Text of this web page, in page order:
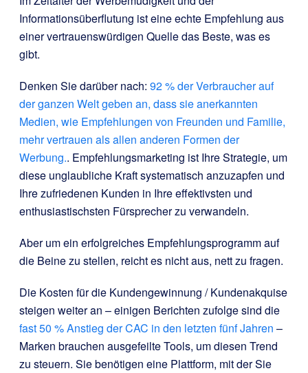
Informationsüberflutung ist eine echte Empfehlung aus
einer vertrauenswürdigen Quelle das Beste, was es
gibt.
Denken Sie darüber nach: 92 % der Verbraucher auf
der ganzen Welt geben an, dass sie anerkannten
Medien, wie Empfehlungen von Freunden und Familie,
mehr vertrauen als allen anderen Formen der
Werbung.. Empfehlungsmarketing ist Ihre Strategie, um
diese unglaubliche Kraft systematisch anzuzapfen und
Ihre zufriedenen Kunden in Ihre effektivsten und
enthusiastischsten Fürsprecher zu verwandeln.
Aber um ein erfolgreiches Empfehlungsprogramm auf
die Beine zu stellen, reicht es nicht aus, nett zu fragen.
Die Kosten für die Kundengewinnung / Kundenakquise
steigen weiter an – einigen Berichten zufolge sind die
fast 50 % Anstieg der CAC in den letzten fünf Jahren –
Marken brauchen ausgefeilte Tools, um diesen Trend
zu steuern. Sie benötigen eine Plattform, mit der Sie